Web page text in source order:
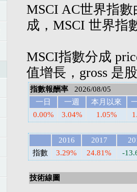
MSCI AC世界指
成，MSCI 世界指
MSCI指數分成
值增長，gross 是
指數報酬率 2026/08/05
一日
一週 本月以來
0.00%
3.04% 1.05%
2016 2017
指數
3.29% 24.81% -
技術線圖